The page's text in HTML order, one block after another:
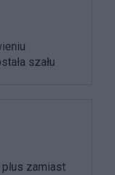
szału
plus zamiast